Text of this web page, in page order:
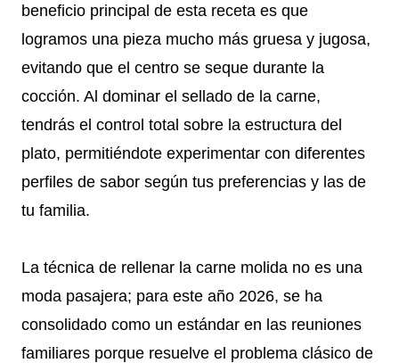
beneficio principal de esta receta es que
logramos una pieza mucho más gruesa y jugosa,
evitando que el centro se seque durante la
cocción. Al dominar el sellado de la carne,
tendrás el control total sobre la estructura del
plato, permitiéndote experimentar con diferentes
perfiles de sabor según tus preferencias y las de
tu familia.
La técnica de rellenar la carne molida no es una
moda pasajera; para este año 2026, se ha
consolidado como un estándar en las reuniones
familiares porque resuelve el problema clásico de